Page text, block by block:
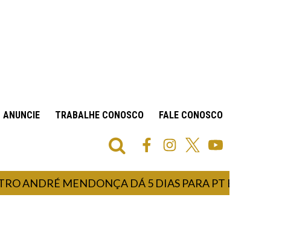
ANUNCIE TRABALHE CONOSCO FALE CONOSCO
MENDONÇA DÁ 5 DIAS PARA PT EXPLICAR